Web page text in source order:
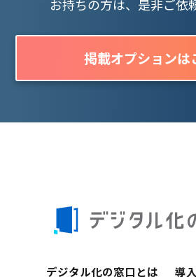
お持ちの方は、是非ご依
掲載オプションは
デジタル化の窓口とは 導